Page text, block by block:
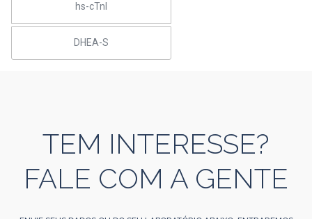
hs-cTnI
DHEA-S
TEM INTERESSE?
FALE COM A GENTE